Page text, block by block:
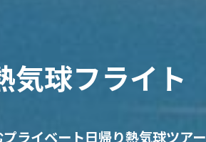
気球フライト
ライベート日帰り熱気球ツアー